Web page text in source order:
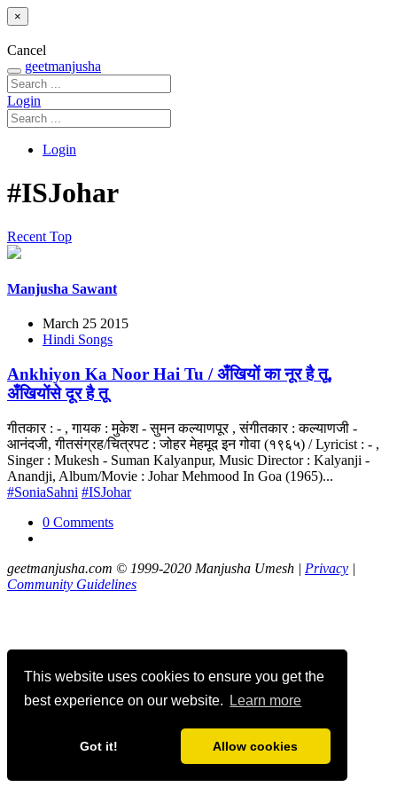
This website uses cookies to ensure you get the
best experience on our website.
Learn more
Got it! Allow cookies
×
Cancel
geetmanjusha
Login
Login
#ISJohar
Recent Top
Manjusha Sawant
March 25 2015
Hindi Songs
Ankhiyon Ka Noor Hai Tu / अँखियों का नूर है तू,
अँखियोंसे दूर है तू
गीतकार : - , गायक : मुकेश - सुमन कल्याणपूर , संगीतकार : कल्याणजी -
आनंदजी, गीतसंग्रह/चित्रपट : जोहर मेहमूद इन गोवा (१९६५) / Lyricist : - ,
Singer : Mukesh - Suman Kalyanpur, Music Director : Kalyanji -
Anandji, Album/Movie : Johar Mehmood In Goa (1965)...
#SoniaSahni #ISJohar
0 Comments
geetmanjusha.com © 1999-2020 Manjusha Umesh | Privacy |
Community Guidelines